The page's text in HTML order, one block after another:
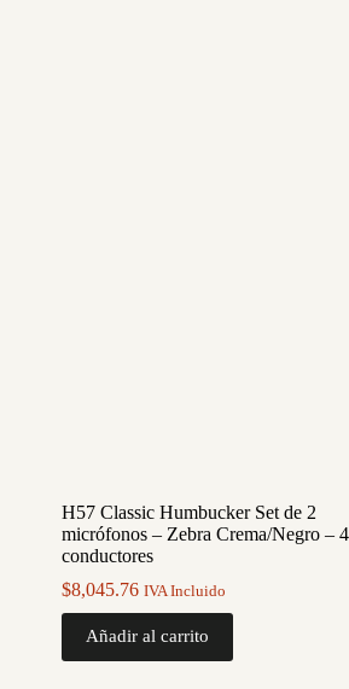
H57 Classic Humbucker Set de 2
micrófonos – Zebra Crema/Negro – 4
conductores
$8,045.76 IVA Incluido
Añadir al carrito